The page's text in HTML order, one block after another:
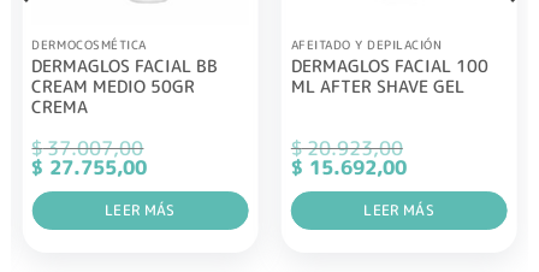
DERMOCOSMÉTICA
DERMAGLOS FACIAL BB
CREAM MEDIO 50GR
CREMA
$37.007,00
El
precio
original
era:
$ 37.007,00.
$ 27.755,00El
precio
actual
es:
$ 27.755,00.
LEER MÁS
AFEITADO Y DEPILACIÓN
DERMAGLOS FACIAL 100
ML AFTER SHAVE GEL
$20.923,00
El
precio
original
era:
$ 20.923,00.
$ 15.692,00El
precio
actual
es:
$ 15.692,00.
LEER MÁS